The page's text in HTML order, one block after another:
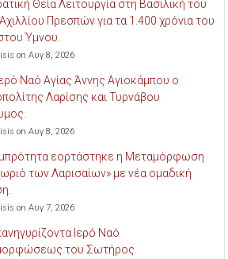
Θεία Λειτουργία στη Βασιλική του
Πρεσπών για τα 1.400 χρόνια του
Ύμνου.
on Αυγ 8, 2026
Ναό Αγίας Άννης Αγιοκάμπου ο
Λαρίσης και Τυρνάβου
on Αυγ 8, 2026
εορτάστηκε η Μεταμόρφωση
των Λαρισαίων» με νέα ομαδική
on Αυγ 7, 2026
Ιερό Ναό
του Σωτήρος